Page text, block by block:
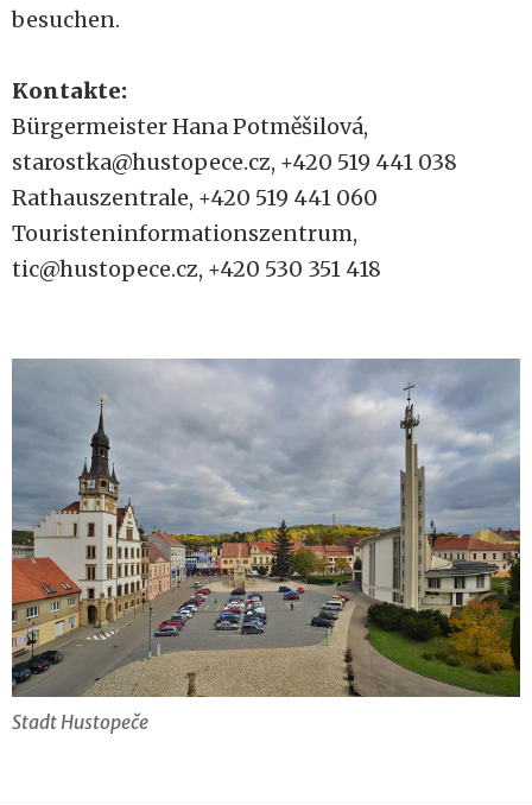
besuchen.
Kontakte:
BürgermeisterHana Potměšilová,
starostka@hustopece.cz, +420 519 441 038
Rathauszentrale, +420 519 441 060
Touristeninformationszentrum,
tic@hustopece.cz, +420 530 351 418
Stadt Hustopeče